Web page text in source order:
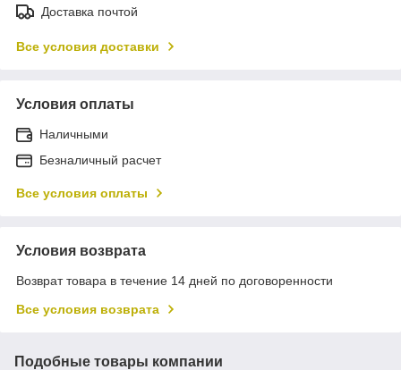
Доставка почтой
Все условия доставки
Условия оплаты
Наличными
Безналичный расчет
Все условия оплаты
Условия возврата
Возврат товара в течение 14 дней по договоренности
Все условия возврата
Подобные товары компании